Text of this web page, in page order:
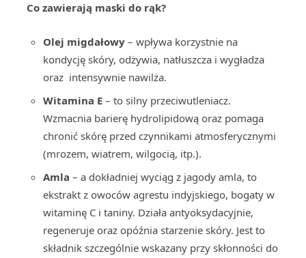
Co zawierają maski do rąk?
Olej migdałowy – wpływa korzystnie na
kondycję skóry, odżywia, natłuszcza i wygładza
oraz intensywnie nawilża.
Witamina E – to silny przeciwutleniacz.
Wzmacnia barierę hydrolipidową oraz pomaga
chronić skórę przed czynnikami atmosferycznymi
(mrozem, wiatrem, wilgocią, itp.).
Amla – a dokładniej wyciąg z jagody amla, to
ekstrakt z owoców agrestu indyjskiego, bogaty w
witaminę C i taniny. Działa antyoksydacyjnie,
regeneruje oraz opóźnia starzenie skóry. Jest to
składnik szczególnie wskazany przy skłonności do